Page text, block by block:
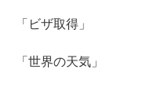
「ビザ取得」
「世界の天気」